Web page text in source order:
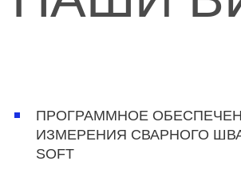
ПРОГРАММНОЕ
ИЗМЕРЕНИЯ СВАРНОГО ШВА
SOFT